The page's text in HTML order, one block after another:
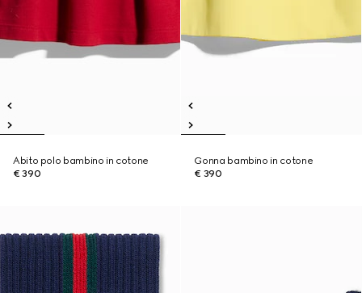
Abito polo bambino in cotone
€ 390
Gonna bambino in cotone
€ 390